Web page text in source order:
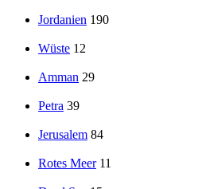
Jordanien 190
Wüste 12
Amman 29
Petra 39
Jerusalem 84
Rotes Meer 11